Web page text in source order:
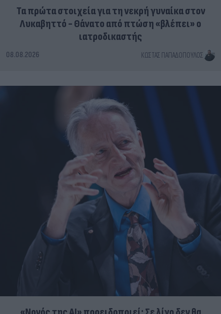
Τα πρώτα στοιχεία για τη νεκρή γυναίκα στον
Λυκαβηττό - Θάνατο από πτώση «βλέπει» ο
ιατροδικαστής
08.08.2026 ΚΏΣΤΑΣ ΠΑΠΑΔΌΠΟΥΛΟΣ